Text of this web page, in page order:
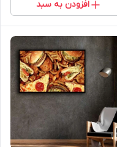
افزودن به سبد